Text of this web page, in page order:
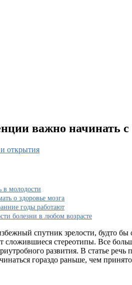
важно начинать с
открытия
в молодости
о здоровье мозга
годы работают
болезни в любом возрасте
спутник зрелости, будто бы
стереотипы. Все
развития. В статье речь
гораздо раньше, чем